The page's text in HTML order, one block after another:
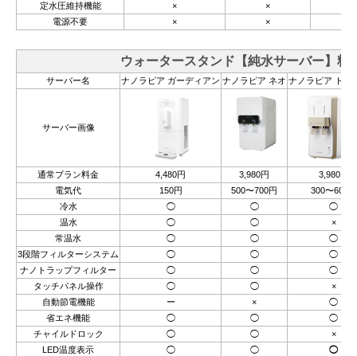
定水圧維持機能
× ×
電源不要
× ×
ウォータースタンド【純水サーバー】料
サーバー名 ナノラピア ガーディアン ナノラピア ネオ ナノラピア トリ
サーバー画像
通常プラン料金 4,480円 3,980円
3,980円
電気代
150円 500〜700円
300〜600円
冷水
◯ ◯
◯
温水
◯ ◯
×
常温水
◯ ◯
◯
3段階フィルターシステム
◯ ◯
◯
ナノトラップフィルター
◯ ◯
◯
タッチパネル操作
◯ ◯
×
自動節電機能
ー ×
◯
省エネ機能
◯ ◯
◯
チャイルドロック
◯ ◯
×
LED温度表示
◯ ◯
◯